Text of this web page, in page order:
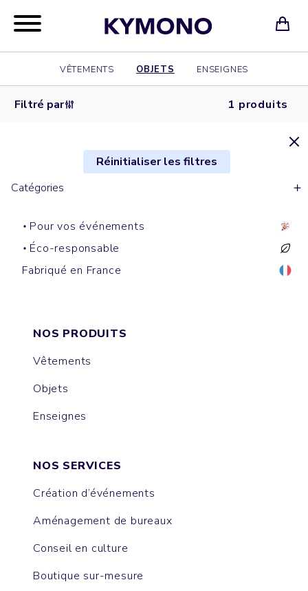
VÊTEMENTS OBJETS ENSEIGNES
Filtré par 1 produits
Réinitialiser les filtres
Catégories
Pour vos événements
Éco-responsable
Fabriqué en France
Gourdes
GENERATION
NOS PRODUITS
Vêtements
Objets
Enseignes
NOS SERVICES
Création d’événements
Aménagement de bureaux
Conseil en culture
Boutique sur-mesure